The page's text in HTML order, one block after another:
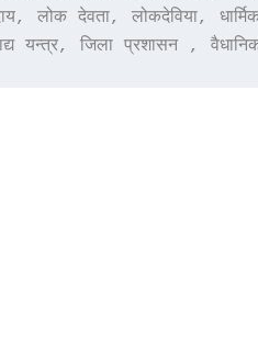
लोक देवता, लोकदेविया,
यन्त्र, जिला प्रशासन ,